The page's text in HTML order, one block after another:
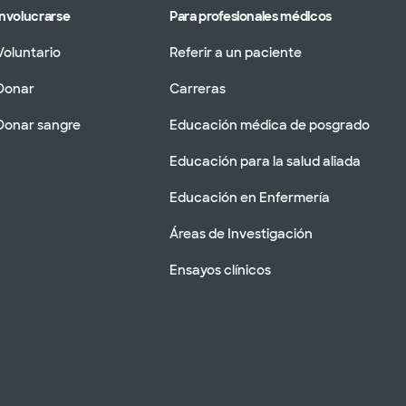
sangre
Para profesionales médicos
Referir a un paciente
Carreras
Educación médica de posgrado
Educación para la salud aliada
Educación en Enfermería
Áreas de Investigación
Ensayos clínicos